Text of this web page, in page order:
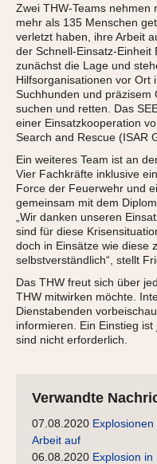
Zwei THW-Teams nehmen
mehr als 135 Menschen
verletzt haben, ihre Arbeit
der Schnell-Einsatz-Einheit
zunächst die Lage und
Hilfsorganisationen vor Ort
Suchhunden und präzisem
suchen und retten. Das
einer Einsatzkooperation
Search and Rescue (ISAR
Ein weiteres Team ist an
Vier Fachkräfte inklusive
Force der Feuerwehr und
gemeinsam mit dem
„Wir danken unseren
sind für diese
doch in Einsätze wie diese
selbstverständlich“, stellt
Das THW freut sich über
THW mitwirken möchte.
Dienstabenden
informieren. Ein Einstieg
sind nicht erforderlich.
Verwandte
07.08.2020
Arbeit auf
06.08.2020 Explosion in